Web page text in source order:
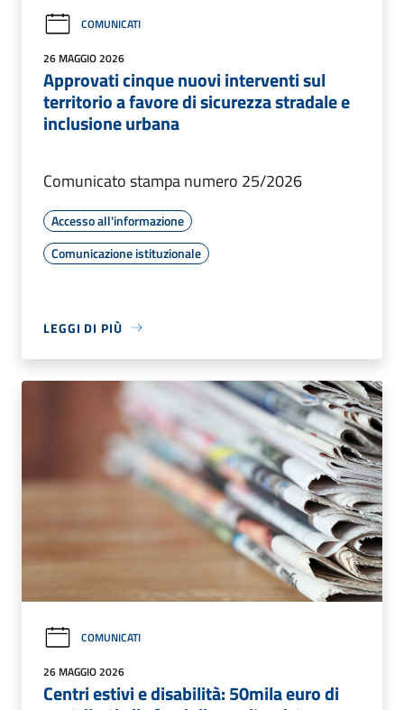
COMUNICATI
26 MAGGIO 2026
Approvati cinque nuovi interventi sul
territorio a favore di sicurezza stradale e
inclusione urbana
Comunicato stampa numero 25/2026
Accesso all'informazione
Comunicazione istituzionale
LEGGI DI PIÙ
COMUNICATI
26 MAGGIO 2026
Centri estivi e disabilità: 50mila euro di